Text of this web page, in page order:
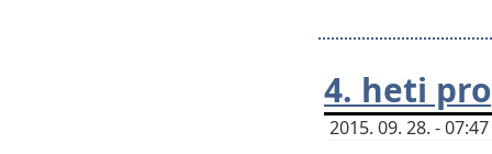
4. heti
2015. 09. 28. -